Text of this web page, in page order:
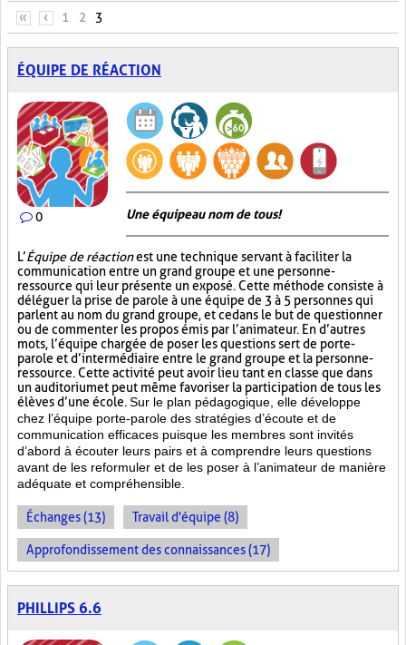
PAGES
« ‹ 1 2 3
ÉQUIPE DE RÉACTION
0 Une équipe au nom de tous!
L’Équipe de réactionest une technique servant à faciliter la
communication entre un grand groupe et une personne-
ressource qui leur présente un exposé. Cette méthode consiste à
déléguer la prise de parole à une équipe de 3 à 5 personnes qui
parlent au nom du grand groupe, et ce dans le but de questionner
ou de commenter les propos émis par l’animateur. En d’autres
mots, l’équipe chargée de poser les questions sert de porte-
parole et d’intermédiaire entre le grand groupe et la personne-
ressource. Cette activité peut avoir lieu tant en classe que dans
un auditorium et peut même favoriser la participation de tous les
élèves d’une école. Sur le plan pédagogique, elle développe
chez l’équipe porte-parole des stratégies d’écoute et de
communication efficaces puisque les membres sont invités
d’abord à écouter leurs pairs et à comprendre leurs questions
avant de les reformuler et de les poser à l’animateur de manière
adéquate et compréhensible.
Échanges (13) Travail d'équipe (8)
Approfondissement des connaissances (17)
PHILLIPS 6.6